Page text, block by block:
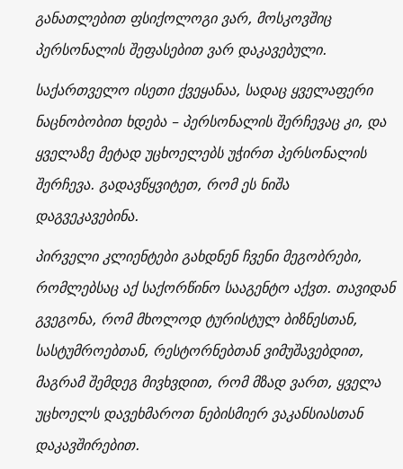
განათლებით ფსიქოლოგი ვარ, მოსკოვშიც
პერსონალის შეფასებით ვარ დაკავებული.
საქართველო ისეთი ქვეყანაა, სადაც ყველაფერი
ნაცნობობით ხდება – პერსონალის შერჩევაც კი, და
ყველაზე მეტად უცხოელებს უჭირთ პერსონალის
შერჩევა. გადავწყვიტეთ, რომ ეს ნიშა
დაგვეკავებინა.
პირველი კლიენტები გახდნენ ჩვენი მეგობრები,
რომლებსაც აქ საქორწინო სააგენტო აქვთ. თავიდან
გვეგონა, რომ მხოლოდ ტურისტულ ბიზნესთან,
სასტუმროებთან, რესტორნებთან ვიმუშავებდით,
მაგრამ შემდეგ მივხვდით, რომ მზად ვართ, ყველა
უცხოელს დავეხმაროთ ნებისმიერ ვაკანსიასთან
დაკავშირებით.